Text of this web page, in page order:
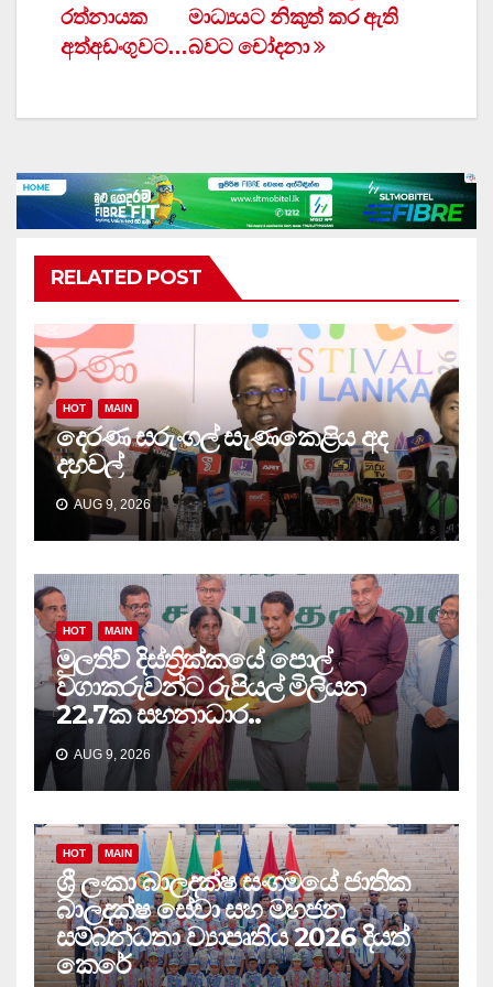
navigationමාධ්‍යයට නිකුත් කර ඇති
බවට චෝදනා
රත්නායක
අත්අඩංගුවට…
RELATED POST
HOT MAIN
දෙරණ සරුංගල් සැණකෙළිය අද
දහවල්
AUG 9, 2026
HOT MAIN
මුලතිව් දිස්ත්‍රික්කයේ පොල්
වගාකරුවන්ට රුපියල් මිලියන
22.7ක සහනාධාර..
AUG 9, 2026
HOT MAIN
ශ්‍රී ලංකා බාලදක්ෂ සංගමයේ ජාතික
බාලදක්ෂ සේවා සහ මහජන
සම්බන්ධතා ව්‍යාපෘතිය 2026 දියත්
කෙරේ